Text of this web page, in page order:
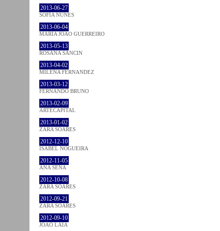
2013-06-27
SOFIA NUNES
2013-06-04
MARIA JOÃO GUERREIRO
2013-05-13
ROSANA SANCIN
2013-04-02
MILENA FÉRNANDEZ
2013-03-12
FERNANDO BRUNO
2013-02-09
ARTECAPITAL
2013-01-02
ZARA SOARES
2012-12-10
ISABEL NOGUEIRA
2012-11-05
ANA SENA
2012-10-08
ZARA SOARES
2012-09-21
ZARA SOARES
2012-09-10
JOÃO LAIA